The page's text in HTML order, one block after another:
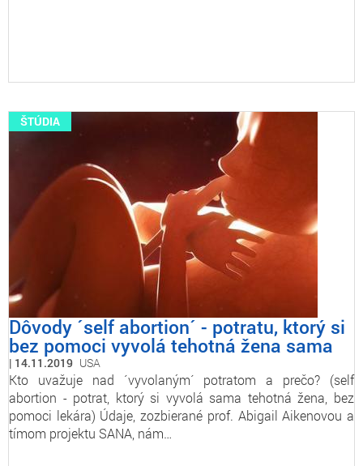
ŠTÚDIA
Dôvody ´self abortion´ - potratu, ktorý si
bez pomoci vyvolá tehotná žena sama
14.11.2019 USA
Kto uvažuje nad ´vyvolaným´ potratom a prečo? (self
abortion - potrat, ktorý si vyvolá sama tehotná žena, bez
pomoci lekára) Údaje, zozbierané prof. Abigail Aikenovou a
tímom projektu SANA, nám…